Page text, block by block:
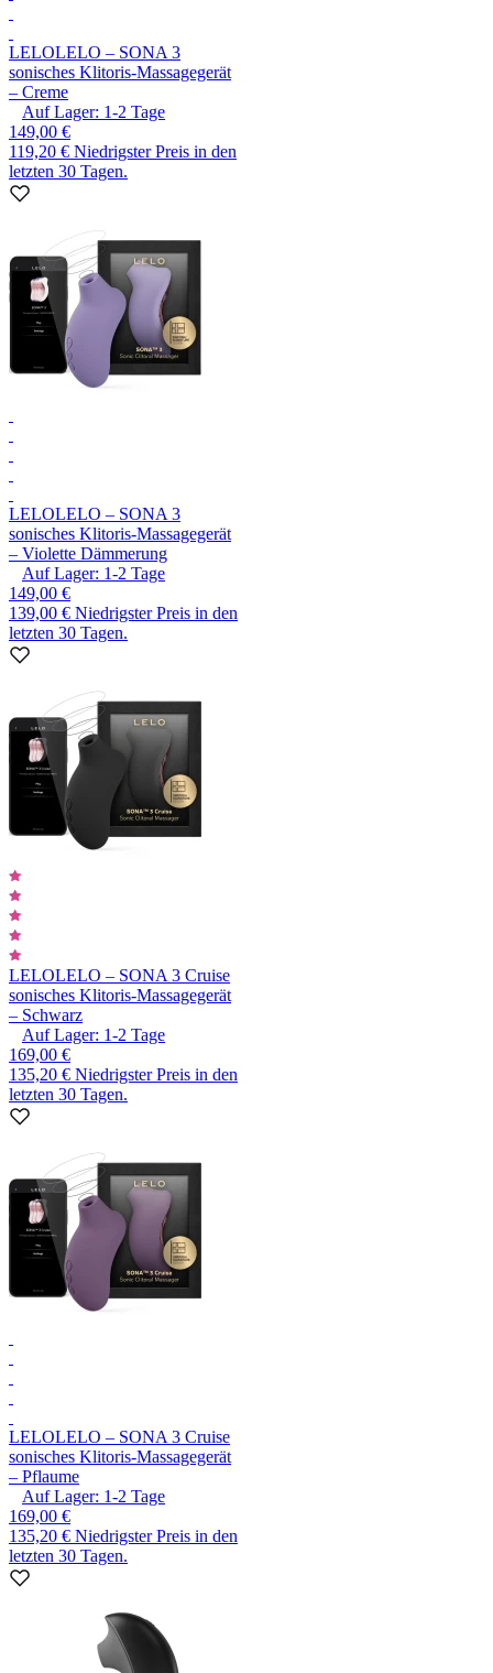
LELOLELO – SONA 3
sonisches Klitoris-Massagegerät
– Creme
Auf Lager: 1-2 Tage
149,00 €
119,20 € Niedrigster Preis in den
letzten 30 Tagen.
LELOLELO – SONA 3
sonisches Klitoris-Massagegerät
– Violette Dämmerung
Auf Lager: 1-2 Tage
149,00 €
139,00 € Niedrigster Preis in den
letzten 30 Tagen.
LELOLELO – SONA 3 Cruise
sonisches Klitoris-Massagegerät
– Schwarz
Auf Lager: 1-2 Tage
169,00 €
135,20 € Niedrigster Preis in den
letzten 30 Tagen.
LELOLELO – SONA 3 Cruise
sonisches Klitoris-Massagegerät
– Pflaume
Auf Lager: 1-2 Tage
169,00 €
135,20 € Niedrigster Preis in den
letzten 30 Tagen.